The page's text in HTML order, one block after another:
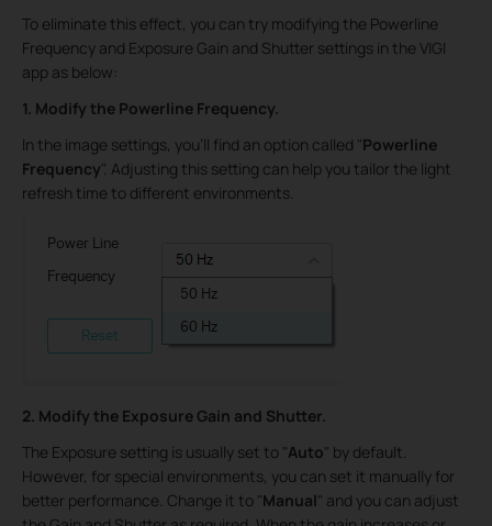
To eliminate this effect, you can try modifying the Powerline
Frequency and Exposure Gain and Shutter settings in the VIGI
app as below:
1. Modify the Powerline Frequency.
In the image settings, you'll find an option called "Powerline
Frequency". Adjusting this setting can help you tailor the light
refresh time to different environments.
2. Modify the Exposure Gain and Shutter.
The Exposure setting is usually set to "Auto" by default.
However, for special environments, you can set it manually for
better performance. Change it to "Manual" and you can adjust